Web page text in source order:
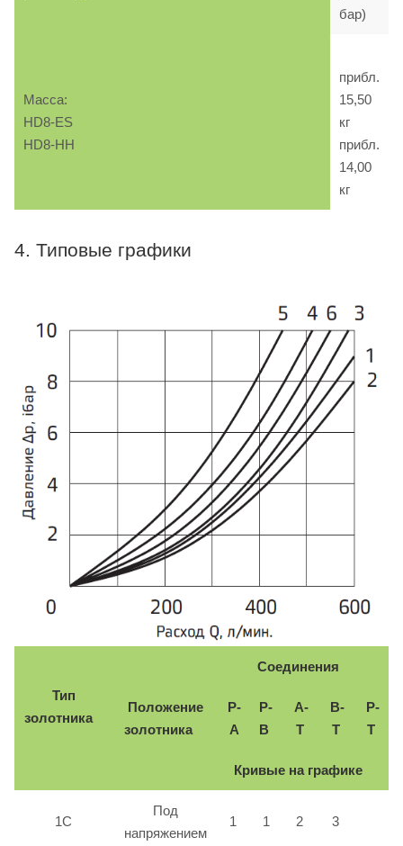
бар)
Масса:
HD8-ES
HD8-HH
прибл.
15,50
кг
прибл.
14,00
кг
4. Типовые графики
Тип
золотника
Положение
золотника
Соединения
P-
A
P-
B
A-
T
B-
T
P-
T
Кривые на графике
1C
Под
напряжением
1 1 2 3